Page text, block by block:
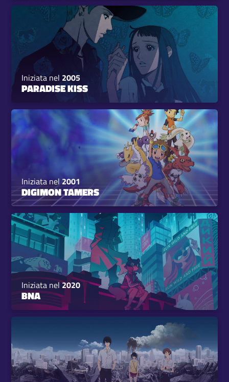
Iniziata nel 2005
PARADISE KISS
Iniziata nel2001
DIGIMON TAMERS
Iniziata nel2020
BNA